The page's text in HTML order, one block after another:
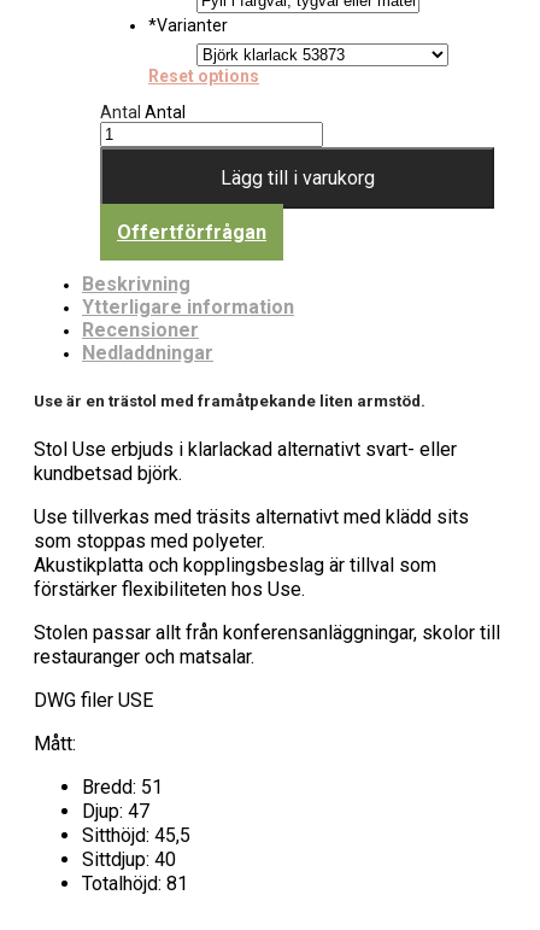
*Varianter
Reset options
Antal Antal
Lägg till i varukorg
Offertförfrågan
Beskrivning
Ytterligare information
Recensioner
Nedladdningar
Use är en trästol med framåtpekande liten armstöd.
Stol Use erbjuds i klarlackad alternativt svart- eller
kundbetsad björk.
Use tillverkas med träsits alternativt med klädd sits
som stoppas med polyeter.
Akustikplatta och kopplingsbeslag är tillval som
förstärker flexibiliteten hos Use.
Stolen passar allt från konferensanläggningar, skolor till
restauranger och matsalar.
DWG filer USE
Mått:
Bredd: 51
Djup: 47
Sitthöjd: 45,5
Sittdjup: 40
Totalhöjd: 81